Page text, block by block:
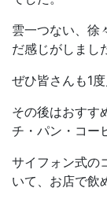
雲一つない、徐
だ感じがしまし
ぜひ皆さんも1
その後はおすす
チ・パン・コ
サイフォン式の
いて、お店で飲